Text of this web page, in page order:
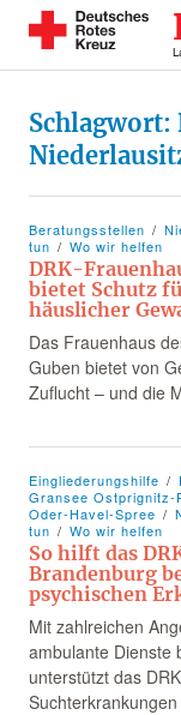
Schlagwort:
Beratungsstellen
tun
Wo wir helfen
DRK-
bietet Schutz
häuslicher
Das Frauenhaus
Guben bietet von
Zuflucht – und die
Eingliederungshilfe
Gransee Ostprignitz-
Oder-Havel-Spree
tun
Wo wir helfen
So hilft das
Brandenburg
psychischen
Mit zahlreichen
ambulante Dienste
unterstützt das